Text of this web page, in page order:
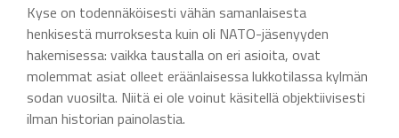
Kyse on todennäköisesti vähän samanlaisesta
henkisestä murroksesta kuin oli NATO-jäsenyyden
hakemisessa: vaikka taustalla on eri asioita, ovat
molemmat asiat olleet eräänlaisessa lukkotilassa kylmän
sodan vuosilta. Niitä ei ole voinut käsitellä objektiivisesti
ilman historian painolastia.